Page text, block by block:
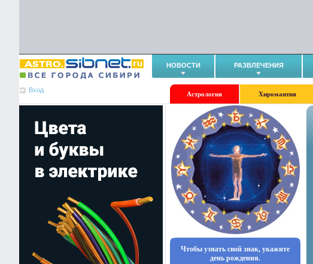
НОВОСТИ РАЗВЛЕЧЕНИЯ
Вход
Астрология Хиромантия
Чтобы узнать свой знак, укажите
день рождения.